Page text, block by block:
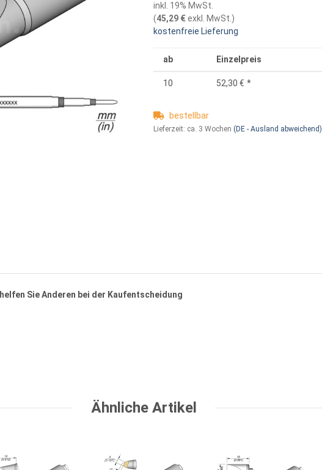
inkl. 19% MwSt.
(45,29 €exkl. MwSt. )
kostenfreie Lieferung
ab Einzelpreis
10 52,30 € *
bestellbar
Lieferzeit: ca. 3 Wochen (DE - Ausland abweichend)
Sie Anderen bei der Kaufentscheidung
Ähnliche Artikel